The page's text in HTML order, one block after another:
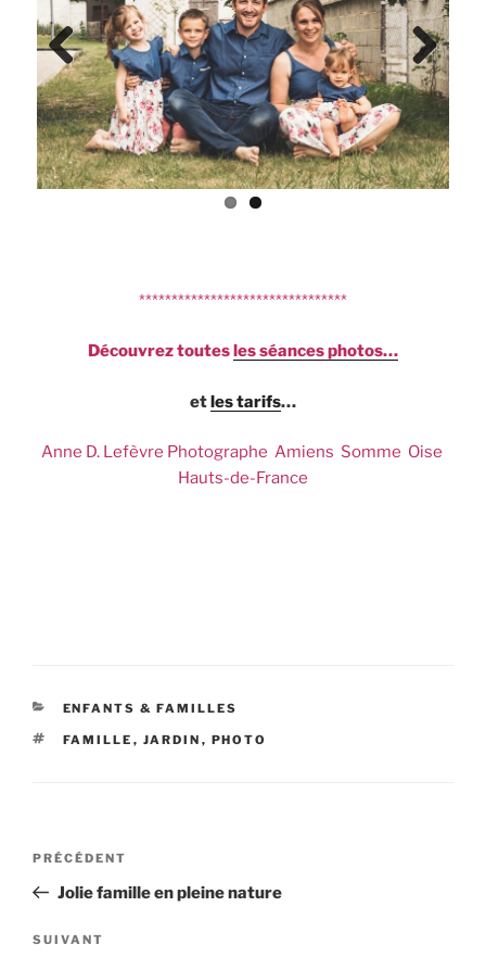
Previ
ous
Next
********************************
Découvreztoutesles séances photos…
etles tarifs…
Anne D. Lefèvre Photographe Amiens Somme Oise
Hauts-de-France
CATÉGORIES
ENFANTS & FAMILLES
ÉTIQUETTES
FAMILLE , JARDIN , PHOTO
Navigation
l’article
Article
précédent
PRÉCÉDENT
Jolie famille en pleine nature
Article
SUIVANT